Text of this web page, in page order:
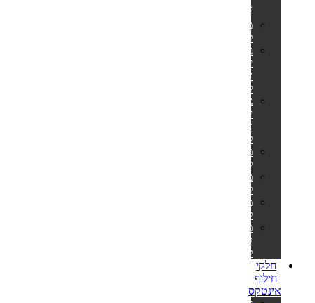
⭐
מזרונים
למים
גלגלי
ים
ואבובים
לבוגרים
גלגלי
ים
ואבובים
לילדים
מצופים
לילדים
משחקים
לבריכה
משאבות
לניפוח
מזרוני
קמפינג
לאירוח
חלקי
חילוף
אינטקס